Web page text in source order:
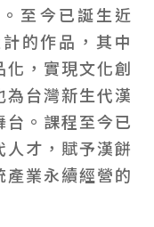
至今已誕生近
的作品，其中
，實現文化創
台灣新生代漢
。課程至今已
才，賦予漢餅
業永續經營的